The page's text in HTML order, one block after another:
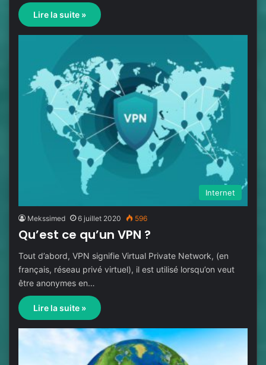
Lire la suite »
Internet
Mekssimed 6 juillet 2020 596
Qu’est ce qu’un VPN ?
Tout d’abord, VPN signifie Virtual Private Network, (en
français, réseau privé virtuel), il est utilisé lorsqu’on veut
être anonymes en…
Lire la suite »